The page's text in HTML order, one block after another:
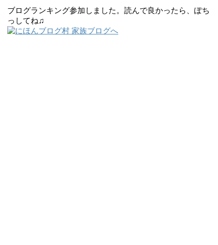
ブログランキング参加しました。読んで良かったら、ぽち
っしてね♫